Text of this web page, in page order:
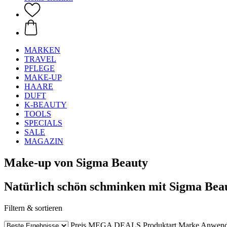
MARKEN
TRAVEL
PFLEGE
MAKE-UP
HAARE
DUFT
K-BEAUTY
TOOLS
SPECIALS
SALE
MAGAZIN
Make-up von Sigma Beauty
Natürlich schön schminken mit Sigma
Filtern & sortieren
Preis MEGA DEALS Produktart Marke